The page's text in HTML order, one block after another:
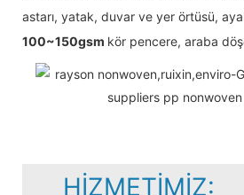
astarı, yatak, duvar ve yer örtüsü,
100~150gsm kör pencere, araba
HIZMETIMIZ: